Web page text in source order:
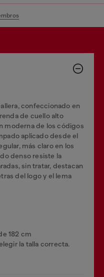
confeccionado en
de cuello alto
moderna de los códigos
aplicado desde el
más claro en los
denso resiste la
sin tratar, destacan
del logo y el lema
182 cm
la talla correcta.